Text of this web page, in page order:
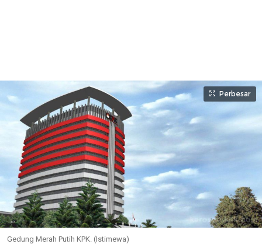
Perbesar
Gedung Merah Putih KPK. (Istimewa)